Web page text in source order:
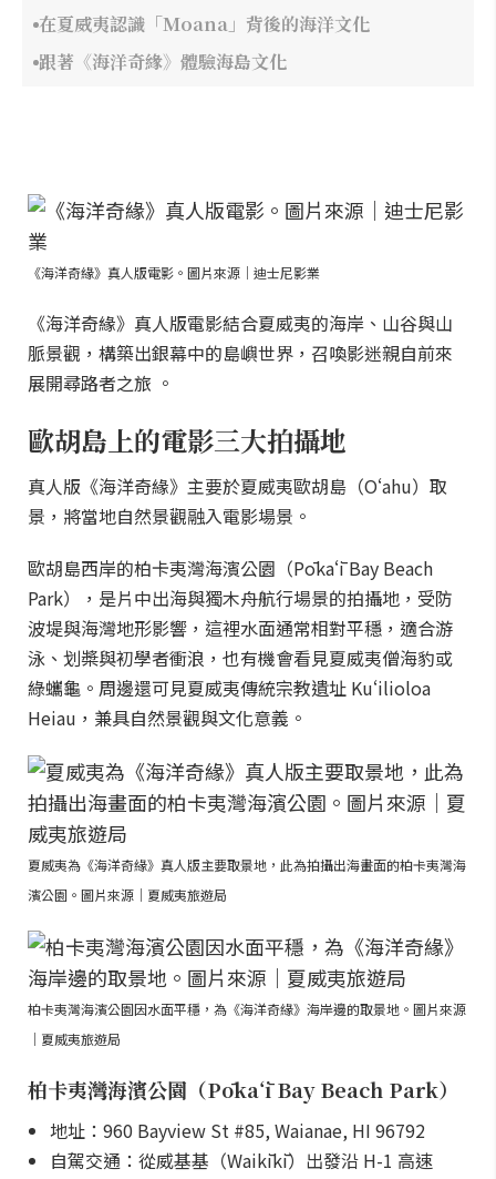
在夏威夷認識「Moana」背後的海洋文化
跟著《海洋奇緣》體驗海島文化
《海洋奇緣》真人版電影。圖片來源｜迪士尼影業
《海洋奇緣》真人版電影結合夏威夷的海岸、山谷與山
脈景觀，構築出銀幕中的島嶼世界，召喚影迷親自前來
展開尋路者之旅 。
歐胡島上的電影三大拍攝地
真人版《海洋奇緣》主要於夏威夷歐胡島（Oʻahu）取
景，將當地自然景觀融入電影場景。
歐胡島西岸的柏卡夷灣海濱公園（Pōkaʻī Bay Beach
Park），是片中出海與獨木舟航行場景的拍攝地，受防
波堤與海灣地形影響，這裡水面通常相對平穩，適合游
泳、划槳與初學者衝浪，也有機會看見夏威夷僧海豹或
綠蠵龜。周邊還可見夏威夷傳統宗教遺址 Kuʻilioloa
Heiau，兼具自然景觀與文化意義。
夏威夷為《海洋奇緣》真人版主要取景地，此為拍攝出海畫面的柏卡夷灣海
濱公園。圖片來源｜夏威夷旅遊局
柏卡夷灣海濱公園因水面平穩，為《海洋奇緣》海岸邊的取景地。圖片來源
｜夏威夷旅遊局
柏卡夷灣海濱公園（Pōkaʻī Bay Beach Park）
地址：960 Bayview St #85, Waianae, HI 96792
自駕交通：從威基基（Waikīkī）出發沿 H-1 高速